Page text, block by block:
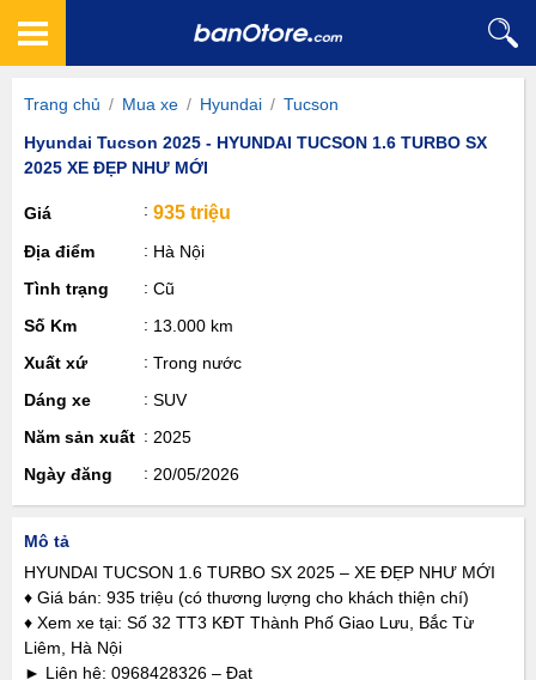
Trang chủ / Mua xe / Hyundai / Tucson
Hyundai Tucson 2025 - HYUNDAI TUCSON 1.6 TURBO SX
2025 XE ĐẸP NHƯ MỚI
Giá 935 triệu
Địa điểm
Hà Nội
Tình trạng
Cũ
Số Km
13.000 km
Xuất xứ
Trong nước
Dáng xe
SUV
Năm sản xuất
2025
Ngày đăng
20/05/2026
Mô tả
HYUNDAI TUCSON 1.6 TURBO SX 2025 – XE ĐẸP NHƯ MỚI
♦ Giá bán: 935 triệu (có thương lượng cho khách thiện chí)
♦ Xem xe tại: Số 32 TT3 KĐT Thành Phố Giao Lưu, Bắc Từ
Liêm, Hà Nội
► Liên hệ: 0968428326 – Đạt